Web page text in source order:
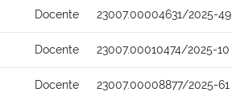
Docente 23007.00004631/2025-49
Docente 23007.00010474/2025-10
Docente 23007.00008877/2025-61